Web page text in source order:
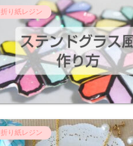
折り紙レジン
折り紙レジン